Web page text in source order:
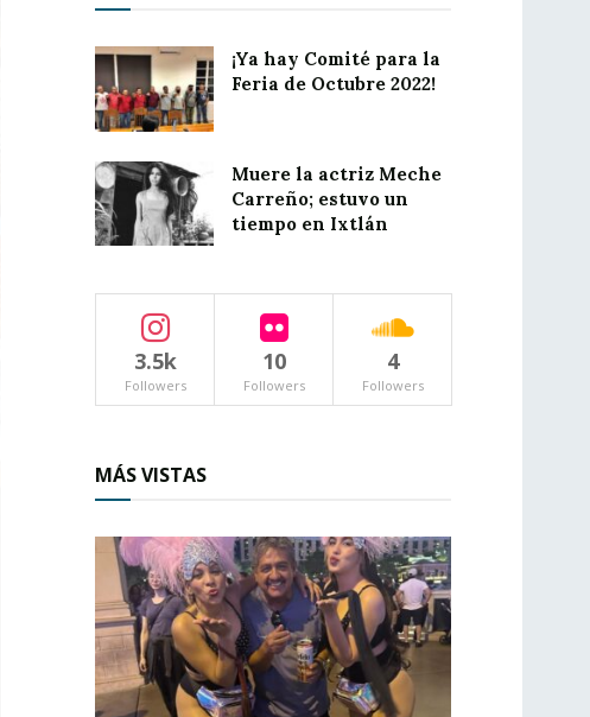
¡Ya hay Comité para la
Feria de Octubre 2022!
Muere la actriz Meche
Carreño; estuvo un
tiempo en Ixtlán
3.5k
Followers
10
Followers
4
Followers
MÁS VISTAS